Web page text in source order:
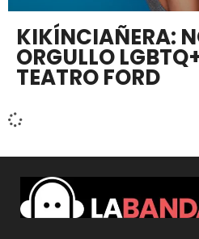
KIKÍNCIAÑERA:
ORGULLO
TEATRO FORD